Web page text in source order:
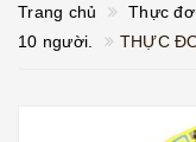
Trang chủ
Thực
10 người.
THỰC